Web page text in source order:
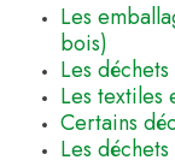
Les
bois)
Les
Les textiles
Certains
Les